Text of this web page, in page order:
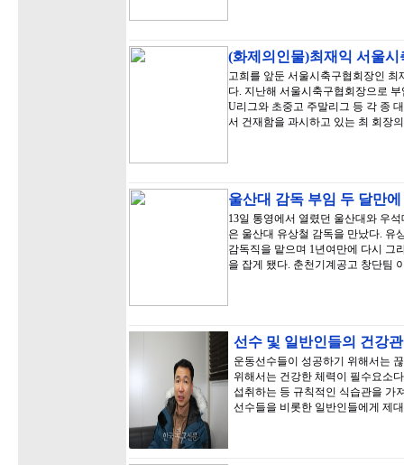
(화제의인물)최재익 서울
고희를 앞둔 서울시축구협회장인
다. 지난해 서울시축구협회장으로
U리그와 초중고 주말리그 등 각 종
서 건재함을 과시하고 있는 최 회장
울산대 감독 부임 두 달만
13일 통영에서 열렸던 울산대와 우
은 울산대 유상철 감독을 만났다. 유
감독직을 맡으며 1년여만에 다시 그
을 잡게 됐다. 춘천기계공고 창단팀
선수 및 일반인들의 건강
운동선수들이 성공하기 위해서는
위해서는 건강한 체력이 필수요소
섭취하는 등 규칙적인 식습관을 가
선수들을 비롯한 일반인들에게 제